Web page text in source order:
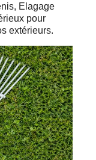
Elagage
pour
extérieurs.